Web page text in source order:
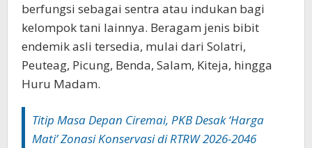
berfungsi sebagai sentra atau indukan bagi
kelompok tani lainnya. Beragam jenis bibit
endemik asli tersedia, mulai dari Solatri,
Peuteag, Picung, Benda, Salam, Kiteja, hingga
Huru Madam.‎‎
‎Titip Masa Depan Ciremai, PKB Desak ‘Harga
Mati’ Zonasi Konservasi di RTRW 2026-2046‎‎